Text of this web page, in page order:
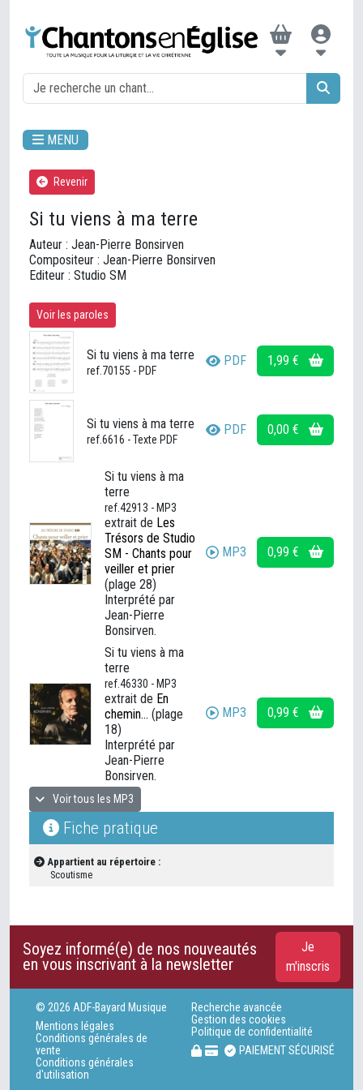
MENU
Revenir
Si tu viens à ma terre
Auteur : Jean-Pierre Bonsirven
Compositeur : Jean-Pierre Bonsirven
Editeur : Studio SM
Voir les paroles
Si tu viens à ma terre
ref.70155 - PDF
PDF 1,99 €
Si tu viens à ma terre
ref.6616 - Texte PDF
PDF 0,00 €
Si tu viens à ma
terre
ref.42913 - MP3
extrait de Les
Trésors de Studio
SM - Chants pour
veiller et prier
(plage 28)
Interprété par
Jean-Pierre
Bonsirven.
MP3 0,99 €
Si tu viens à ma
terre
ref.46330 - MP3
extrait de En
chemin... (plage
18)
Interprété par
Jean-Pierre
Bonsirven.
MP3 0,99 €
Voir tous les MP3
Fiche pratique
Appartient au répertoire :
Scoutisme
Soyez informé(e) de nos nouveautés
en vous inscrivant à la newsletter
Je
m'inscris
© 2026 ADF-Bayard Musique
Mentions légales
Conditions générales de
vente
Conditions générales
d'utilisation
Recherche avancée
Gestion des cookies
Politique de confidentialité
PAIEMENT SÉCURISÉ